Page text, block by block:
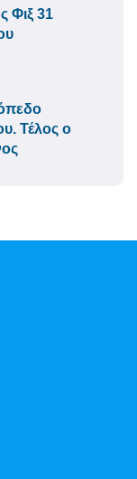
Φιξ 31
Τέλος ο